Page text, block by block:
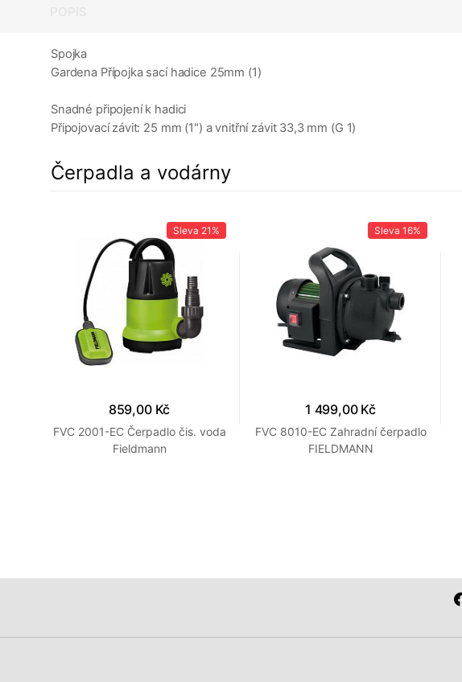
Spojka
Gardena Přípojka sací hadice 25mm (1)
Snadné připojení k hadici
Připojovací závit: 25 mm (1") a vnitřní závit 33,3 mm (G 1)
Čerpadla a vodárny
Sleva 21%
859,00 Kč
FVC 2001-EC Čerpadlo čis. voda
Fieldmann
Sleva 16%
1 499,00 Kč
FVC 8010-EC Zahradní čerpadlo
FIELDMANN